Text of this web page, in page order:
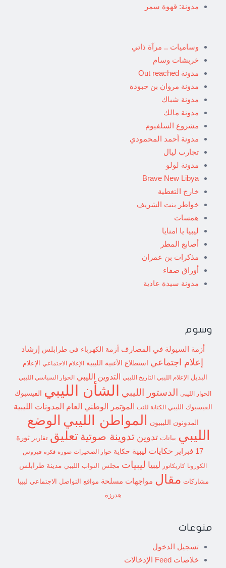
مدونة: قهوة سمر
وساميات .. مرآة ذاتي
خربشات وسام
مدونة Out reached
مدونة مروان بن جبودة
مدونة شباك
مدونة مالك
مشروع السلفيوم
مدونة أحمد المحمودي
تجارب ليال
مدونة لولو
Brave New Libya
خارج التغطية
خواطر بنت الشريف
همسات
ليبيا يا امنايا
أصابع المطر
مذكرات بن عمران
أوراق صفاء
مدونة سيدة عادية
وسوم
أزمة السيولة في المصارف أزمة الكهرباء في طرابلس إرشاد
إعلام اجتماعي استطلاع الأغنية الليبية الإعلام الاجتماعي
الإعلام
البديل الإعلام الليبي التاريخ الليبي التدوين الليبي الحوار السياسي الليبي
الحوار الليبي الدستور الليبي الشأن الليبي الفيسبوك
الفيسبوك الليبي الكتابة للنت المؤتمر الوطني العام المدونات الليبية
المدونون الليبيون المواطن الليبي الوضع
الليبي بيانات تدوين تدوينة صوتية تعليق تقارير
ثورة
17 فبراير
حكايات ليبية حكاية حوار الصخيرات صورة فكرة فيروس
الكورونا كاريكاتور ليبيا ليبيات مجلس النواب الليبي مدينة طرابلس
مشاركات مقال مواجهات مسلحة مواقع التواصل الاجتماعي ليبيا
هدرزة
منوعات
تسجيل الدخول
خلاصات Feed الإدخالات